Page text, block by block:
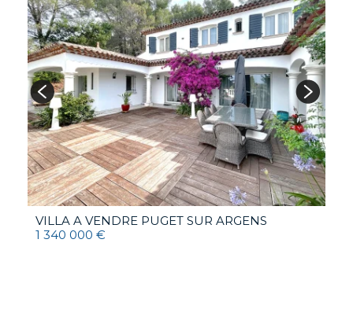
VILLA A VENDRE PUGET SUR ARGENS
1 340 000 €